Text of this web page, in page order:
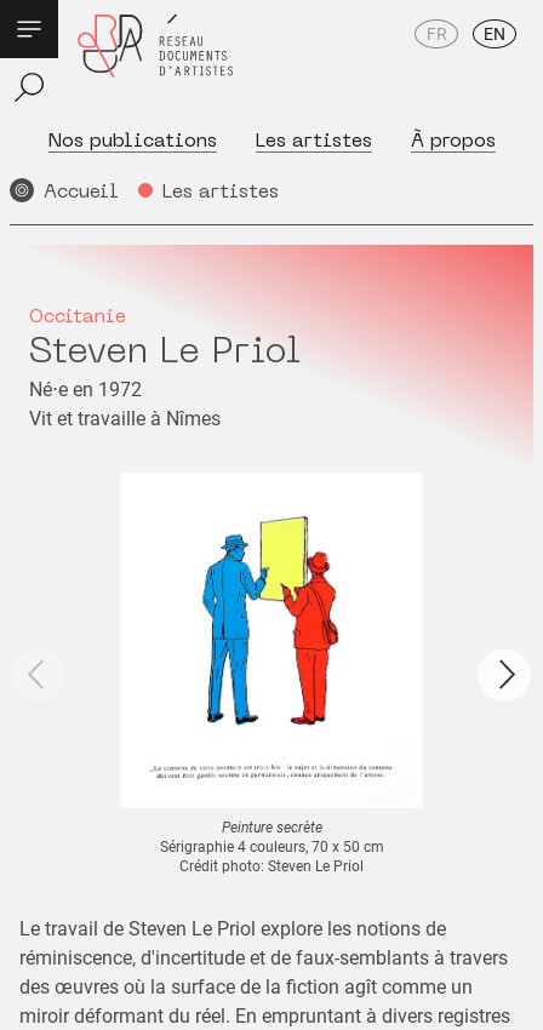
Nos publications Les artistes À propos
FR EN
Accueil Les artistes
Occitanie
Steven Le Priol
Né⋅e en 1972
Vit et travaille à Nîmes
Peinture secrète
Sérigraphie 4 couleurs, 70 x 50 cm
Crédit photo: Steven Le Priol
Le travail de Steven Le Priol explore les notions de
réminiscence, d'incertitude et de faux-semblants à travers
des œuvres où la surface de la fiction agît comme un
miroir déformant du réel. En empruntant à divers registres